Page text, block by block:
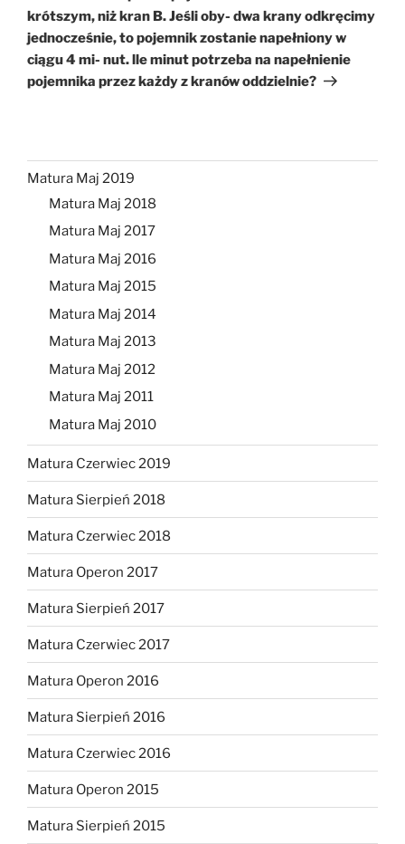
krótszym, niż kran B. Jeśli oby- dwa krany odkręcimy
jednocześnie, to pojemnik zostanie napełniony w
ciągu 4 mi- nut. lle minut potrzeba na napełnienie
pojemnika przez każdy z kranów oddzielnie?
Matura Maj 2019
Matura Maj 2018
Matura Maj 2017
Matura Maj 2016
Matura Maj 2015
Matura Maj 2014
Matura Maj 2013
Matura Maj 2012
Matura Maj 2011
Matura Maj 2010
Matura Czerwiec 2019
Matura Sierpień 2018
Matura Czerwiec 2018
Matura Operon 2017
Matura Sierpień 2017
Matura Czerwiec 2017
Matura Operon 2016
Matura Sierpień 2016
Matura Czerwiec 2016
Matura Operon 2015
Matura Sierpień 2015